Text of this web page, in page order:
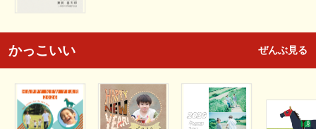
かっこいい ぜんぶ見る